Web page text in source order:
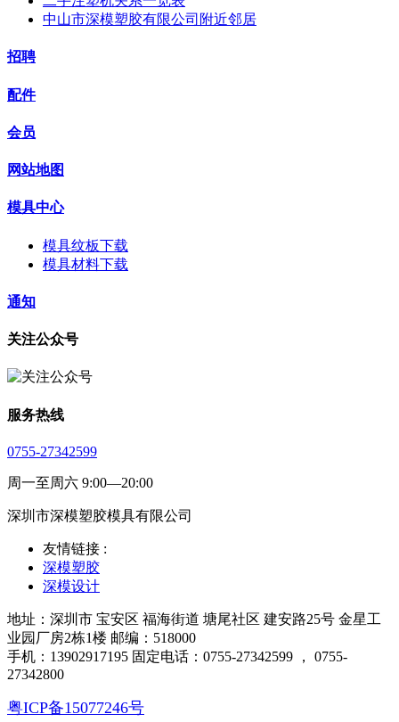
中山市深模塑胶有限公司附近邻居
招聘
配件
会员
网站地图
模具中心
模具纹板下载
模具材料下载
通知
关注公众号
服务热线
0755-27342599
周一至周六 9:00—20:00
深圳市深模塑胶模具有限公司
友情链接 :
深模塑胶
深模设计
地址：深圳市 宝安区 福海街道 塘尾社区 建安路25号 金星工
业园厂房2栋1楼 邮编：518000
手机：13902917195 固定电话：0755-27342599 ， 0755-
27342800
粤ICP备15077246号